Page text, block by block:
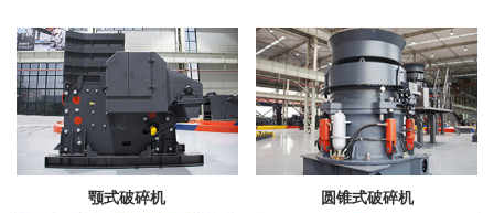
颚式破碎机 圆锥式破碎机